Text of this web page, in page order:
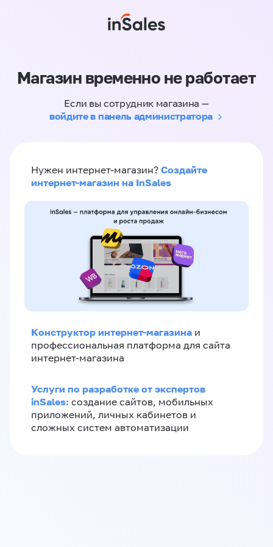
Магазин временно не работает
Если вы сотрудник магазина —
войдите в панель администратора
Нужен интернет-магазин? Создайте
интернет-магазин на InSales
Конструктор интернет-магазина и
профессиональная платформа для сайта
интернет-магазина
Услуги по разработке от экспертов
inSales: создание сайтов, мобильных
приложений, личных кабинетов и
сложных систем автоматизации